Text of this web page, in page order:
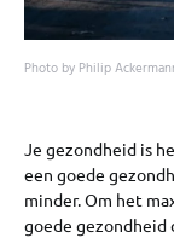
Photo by Philip
Je gezondheid is
een goede
minder. Om het
goede gezondheid